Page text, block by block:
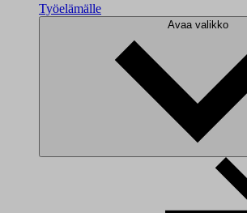
Työelämälle
Avaa valikko